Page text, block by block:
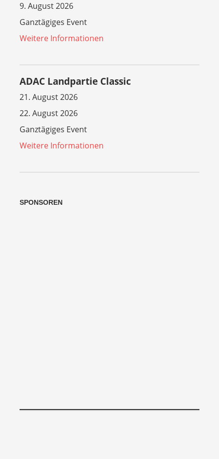
9. August 2026
Ganztägiges Event
Weitere Informationen
ADAC Landpartie Classic
21. August 2026
22. August 2026
Ganztägiges Event
Weitere Informationen
SPONSOREN